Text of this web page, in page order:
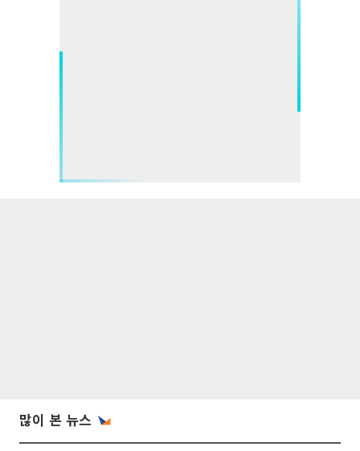
많이 본 뉴스